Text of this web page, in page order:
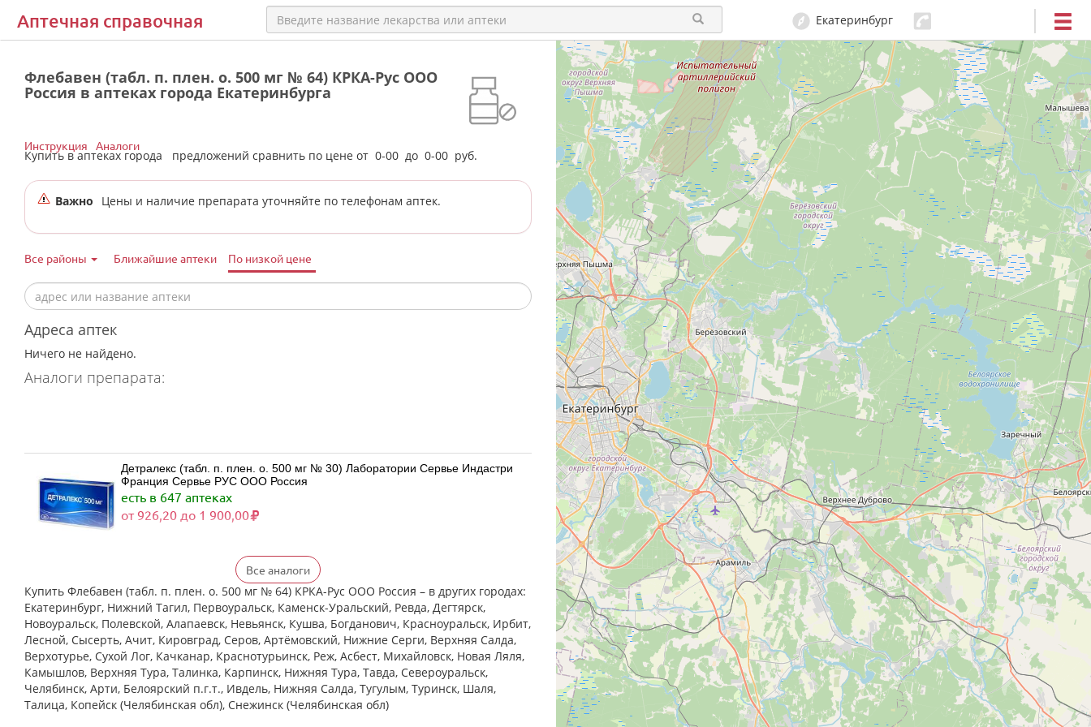
Аптечная справочная Екатеринбург
Флебавен (табл. п. плен. о. 500 мг № 64) КРКА-Рус ООО
Россия в аптеках города Екатеринбурга
Купить в аптеках города предложений сравнить по цене от 0-00 до 0-00 руб.
Инструкция Аналоги
Важно Цены и наличие препарата уточняйте по телефонам аптек.
Все районы Ближайшие аптеки По низкой цене
Адреса аптек
Ничего не найдено.
Аналоги препарата:
Детралекс (табл. п. плен. о. 500 мг № 30) Лаборатории Сервье Индастри
Франция Сервье РУС ООО Россия
есть в 647 аптеках
от 926,20 до 1 900,00
Детралекс (табл. п. плен. о. 500 мг № 60) Лаборатории Сервье Индастри
Франция Сервье РУС ООО Россия
есть в 535 аптеках
от 1 790,00 до 3 422,00
Венарус (табл. п. плен. о. 50 мг+450 мг № 30) Алиум АО (Московская
обл,.рп. Оболенск) Россия
есть в 489 аптеках
Все аналоги
Купить Флебавен (табл. п. плен. о. 500 мг № 64) КРКА-Рус ООО Россия – в других городах:
Екатеринбург, Нижний Тагил, Первоуральск, Каменск-Уральский, Ревда, Дегтярск,
Новоуральск, Полевской, Алапаевск, Невьянск, Кушва, Богданович, Красноуральск, Ирбит,
Лесной, Сысерть, Ачит, Кировград, Серов, Артёмовский, Нижние Cерги, Верхняя Салда,
Верхотурье, Сухой Лог, Качканар, Краснотурьинск, Реж, Асбест, Михайловск, Новая Ляля,
Камышлов, Верхняя Тура, Талинка, Карпинск, Нижняя Тура, Тавда, Североуральск,
Челябинск, Арти, Белоярский п.г.т., Ивдель, Нижняя Салда, Тугулым, Туринск, Шаля,
Талица, Копейск (Челябинская обл), Снежинск (Челябинская обл)